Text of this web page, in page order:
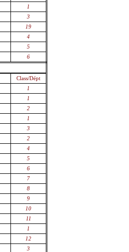
1
3
19
4
5
6
Class/Dépt
1
1
2
1
3
2
4
5
6
7
8
9
10
11
1
12
3